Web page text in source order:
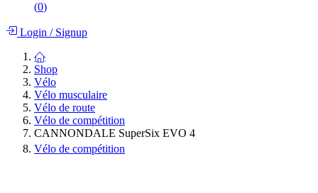
(0)
Login /Signup
Shop
Vélo
Vélo musculaire
Vélo de route
Vélo de compétition
CANNONDALE SuperSix EVO 4
Vélo de compétition